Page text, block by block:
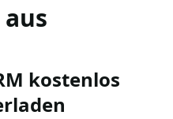
kostenlos